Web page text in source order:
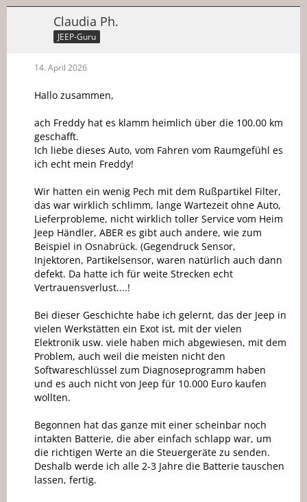
Claudia Ph.
JEEP-Guru
14. April 2026
Hallo zusammen,
ach Freddy hat es klamm heimlich über die 100.00 km
geschafft.
Ich liebe dieses Auto, vom Fahren vom Raumgefühl es
ich echt mein Freddy!
Wir hatten ein wenig Pech mit dem Rußpartikel Filter,
das war wirklich schlimm, lange Wartezeit ohne Auto,
Lieferprobleme, nicht wirklich toller Service vom Heim
Jeep Händler, ABER es gibt auch andere, wie zum
Beispiel in Osnabrück. (Gegendruck Sensor,
Injektoren, Partikelsensor, waren natürlich auch dann
defekt. Da hatte ich für weite Strecken echt
Vertrauensverlust....!
Bei dieser Geschichte habe ich gelernt, das der Jeep in
vielen Werkstätten ein Exot ist, mit der vielen
Elektronik usw. viele haben mich abgewiesen, mit dem
Problem, auch weil die meisten nicht den
Softwareschlüssel zum Diagnoseprogramm haben
und es auch nicht von Jeep für 10.000 Euro kaufen
wollten.
Begonnen hat das ganze mit einer scheinbar noch
intakten Batterie, die aber einfach schlapp war, um
die richtigen Werte an die Steuergeräte zu senden.
Deshalb werde ich alle 2-3 Jahre die Batterie tauschen
lassen, fertig.